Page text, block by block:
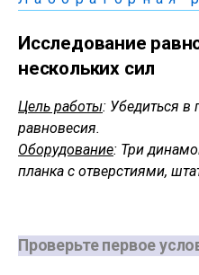
Исследование
нескольких сил
Цель работы: Убедиться в
равновесия.
Оборудование: Три
планка с отверстиями,
Проверьте первое